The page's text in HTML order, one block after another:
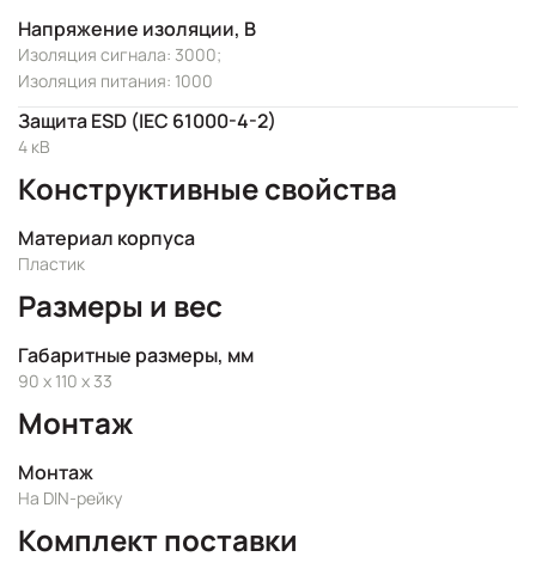
Напряжение изоляции, В
Изоляция сигнала: 3000;
Изоляция питания: 1000
Защита ESD (IEC 61000-4-2)
4 кВ
Конструктивные свойства
Материал корпуса
Пластик
Размеры и вес
Габаритные размеры, мм
90 x 110 x 33
Монтаж
Монтаж
На DIN-рейку
Комплект поставки